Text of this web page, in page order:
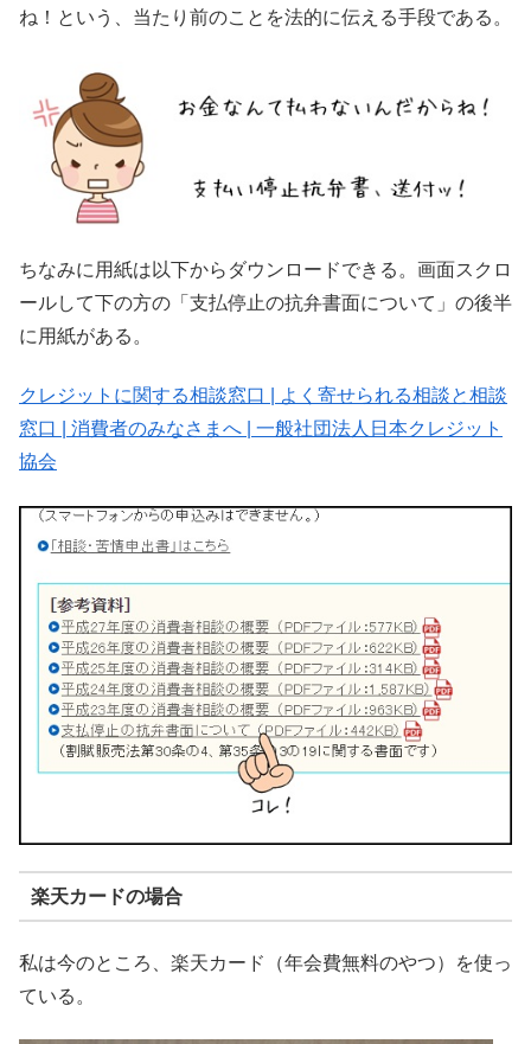
ね！という、当たり前のことを法的に伝える手段である。
ちなみに用紙は以下からダウンロードできる。画面スクロ
ールして下の方の「支払停止の抗弁書面について」の後半
に用紙がある。
クレジットに関する相談窓口 | よく寄せられる相談と相談
窓口 | 消費者のみなさまへ | 一般社団法人日本クレジット
協会
楽天カードの場合
私は今のところ、楽天カード（年会費無料のやつ）を使っ
ている。